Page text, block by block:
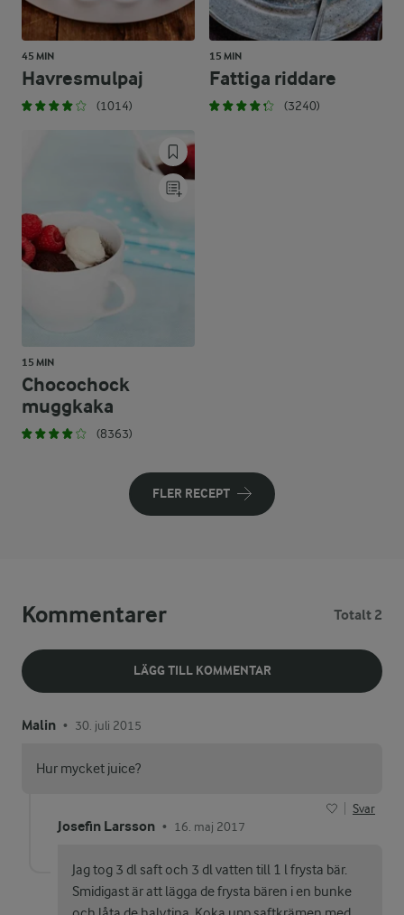
45 MIN
Havresmulpaj
(1014)
15 MIN
Fattiga riddare
(3240)
15 MIN
Chocochock
muggkaka
(8363)
FLER RECEPT
Kommentarer Totalt 2
LÄGG TILL KOMMENTAR
Malin • 30. juli 2015
Hur mycket juice?
Svar
Josefin Larsson • 16. maj 2017
Jag tog 3 dl saft och 3 dl vatten till 1 l frysta bär.
Smidigast är att lägga de frysta bären i en bunke